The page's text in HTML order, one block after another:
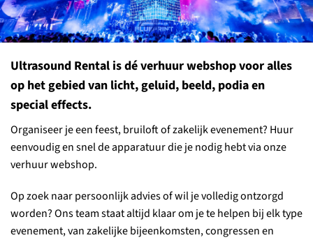
Ultrasound Rental is dé verhuur webshop voor alles
op het gebied van licht, geluid, beeld, podia en
special effects.
Organiseer je een feest, bruiloft of zakelijk evenement? Huur
eenvoudig en snel de apparatuur die je nodig hebt via onze
verhuur webshop.
Op zoek naar persoonlijk advies of wil je volledig ontzorgd
worden? Ons team staat altijd klaar om je te helpen bij elk type
evenement, van zakelijke bijeenkomsten, congressen en